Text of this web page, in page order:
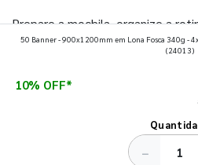
Prepare a mochila, organize a
que fazem toda diferença para
50 Banner - 900x1200mm em Lona Fosca 340g -
(24013)
10% OFF*
−